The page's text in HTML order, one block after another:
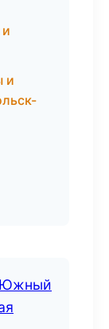
и
Южный